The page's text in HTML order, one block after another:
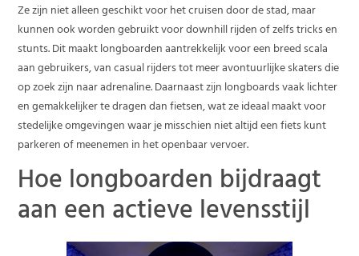
Ze zijn niet alleen geschikt voor het cruisen door de stad, maar
kunnen ook worden gebruikt voor downhill rijden of zelfs tricks en
stunts. Dit maakt longboarden aantrekkelijk voor een breed scala
aan gebruikers, van casual rijders tot meer avontuurlijke skaters die
op zoek zijn naar adrenaline. Daarnaast zijn longboards vaak lichter
en gemakkelijker te dragen dan fietsen, wat ze ideaal maakt voor
stedelijke omgevingen waar je misschien niet altijd een fiets kunt
parkeren of meenemen in het openbaar vervoer.
Hoe longboarden bijdraagt
aan een actieve levensstijl